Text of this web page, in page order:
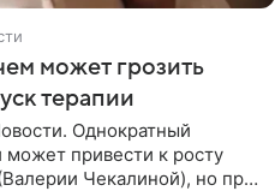
может грозить
терапии
Однократный
может привести к росту
Чекалиной), но при